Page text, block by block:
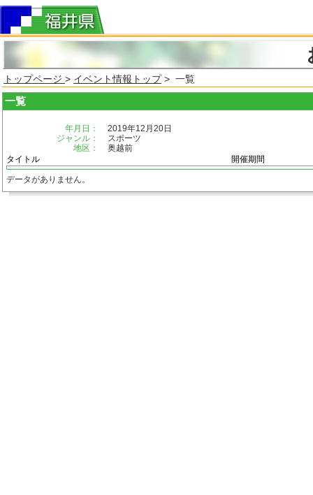
トップページ > イベント情報トップ> 一覧
一覧
年月日：
2019年12月20日
ジャンル：
スポーツ
地区：
奥越前
タイトル
開催期間
データがありません。